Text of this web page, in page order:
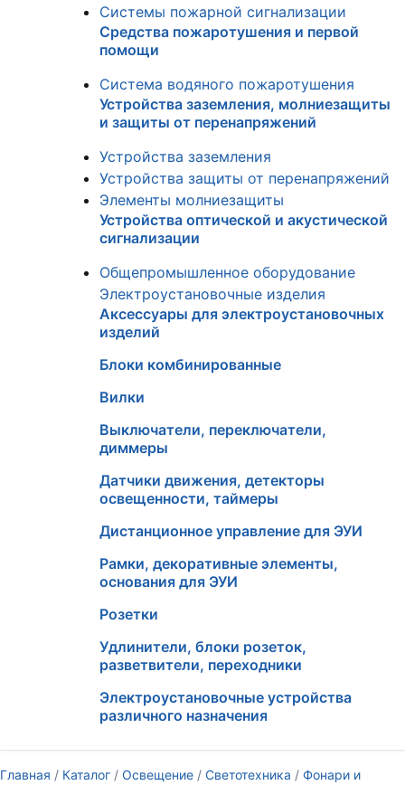
Системы пожарной сигнализации
Средства пожаротушения и первой
помощи
Система водяного пожаротушения
Устройства заземления, молниезащиты
и защиты от перенапряжений
Устройства заземления
Устройства защиты от перенапряжений
Элементы молниезащиты
Устройства оптической и акустической
сигнализации
Общепромышленное оборудование
Электроустановочные изделия
Аксессуары для электроустановочных
изделий
Блоки комбинированные
Вилки
Выключатели, переключатели,
диммеры
Датчики движения, детекторы
освещенности, таймеры
Дистанционное управление для ЭУИ
Рамки, декоративные элементы,
основания для ЭУИ
Розетки
Удлинители, блоки розеток,
разветвители, переходники
Электроустановочные устройства
различного назначения
Главная / Каталог / Освещение / Светотехника / Фонари и